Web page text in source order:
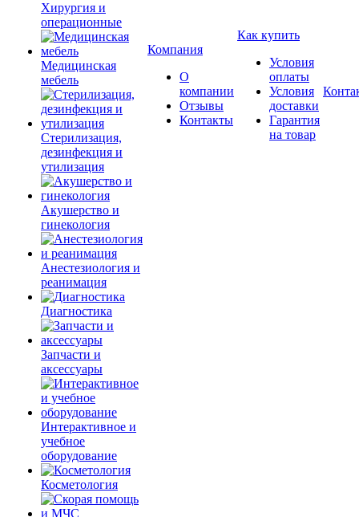
Хирургия и
операционные
Медицинская
мебель
Стерилизация,
дезинфекция и
утилизация
Акушерство и
гинекология
Анестезиология и
реанимация
Диагностика
Запчасти и
аксессуары
Интерактивное и
учебное
оборудование
Косметология
Компания
О
компании
Отзывы
Контакты
Как купить
Условия
оплаты
Условия
доставки
Гарантия
на товар